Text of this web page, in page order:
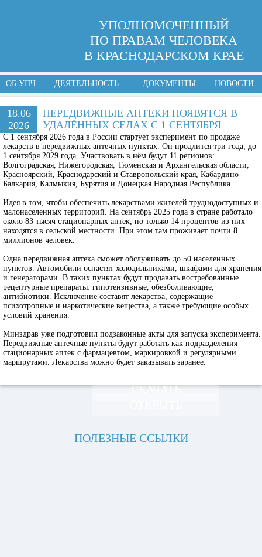
УПОЛНОМОЧЕННЫЙ
ПО ПРАВАМ ЧЕЛОВЕКА
В КРАСНОДАРСКОМ КРАЕ
ОБ УПЧ ДЕЯТЕЛЬНОСТЬ ДОКУМЕНТЫ НОВОСТИ
18.06
2026
ПЕРЕДВИЖНЫЕ АПТЕКИ ПОЯВЯТСЯ В
УДАЛЁННЫХ СЕЛАХ С 1 СЕНТЯБРЯ
С 1 сентября 2026 года в России стартует эксперимент по продаже
лекарств в передвижных аптечных пунктах. Он продлится три года, до
1 сентября 2029 года. Участвовать в нём будут 11 регионов:
Волгоградская, Нижегородская, Тюменская и Архангельская области,
Красноярский, Краснодарский и Ставропольский края, Кабардино-
Балкария, Калмыкия, Бурятия и Донецкая Народная Республика .
Идея в том, чтобы обеспечить лекарствами жителей труднодоступных и
малонаселенных территорий. На сентябрь 2025 года в стране работало
около 83 тысяч стационарных аптек, но только 14 процентов из них
находятся в сельской местности. При этом там проживает почти 8
миллионов человек.
Одна передвижная аптека сможет обслуживать до 50 населенных
пунктов. Автомобили оснастят холодильниками, шкафами для хранения
и генераторами. В таких пунктах будут продавать востребованные
рецептурные препараты: гипотензивные, обезболивающие,
антибиотики. Исключение составят лекарства, содержащие
психотропные и наркотические вещества, а также требующие особых
условий хранения.
Минздрав уже подготовил подзаконные акты для запуска эксперимента.
Передвижные аптечные пункты будут работать как подразделения
стационарных аптек с фармацевтом, маркировкой и регулярными
маршрутами. Лекарства можно будет заказывать заранее.
СКАЧАТЬ
ПОЛЕЗНЫЕ ССЫЛКИ